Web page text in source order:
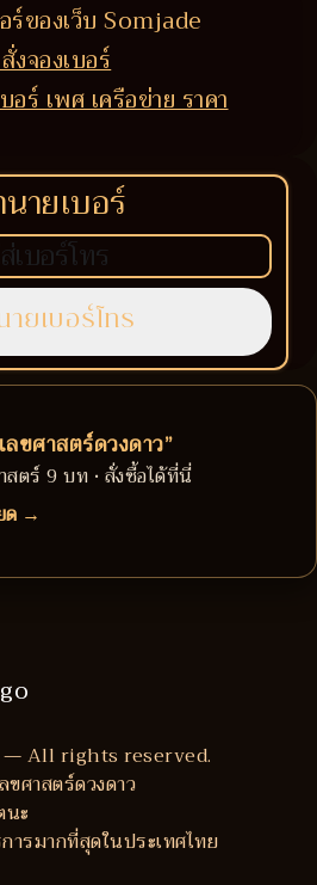
ร์ของเว็บ Somjade
งจองเบอร์
อร์ เพศ เครือข่าย ราคา
ายเบอร์
ขศาสตร์ดวงดาว”
สตร์ 9 บท • สั่งซื้อได้ที่นี่
ด →
All rights reserved.
ขศาสตร์ดวงดาว
ะ
ารมากที่สุดในประเทศไทย